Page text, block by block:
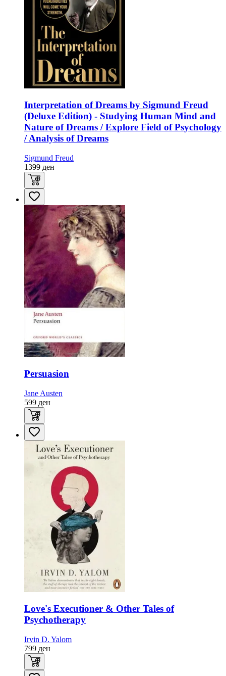
Interpretation of Dreams by Sigmund Freud
(Deluxe Edition) - Studying Human Mind and
Nature of Dreams / Explore Field of Psychology
/ Analysis of Dreams
Sigmund Freud
1399 ден
Persuasion
Jane Austen
599 ден
Love's Executioner & Other Tales of
Psychotherapy
Irvin D. Yalom
799 ден